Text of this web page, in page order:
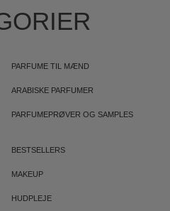
PARFUME TIL MÆND
ARABISKE PARFUMER
PARFUMEPRØVER OG SAMPLES
BESTSELLERS
MAKEUP
HUDPLEJE